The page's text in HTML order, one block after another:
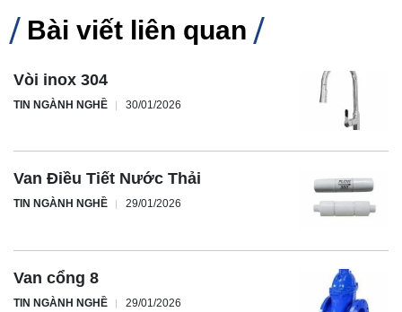
Bài viết liên quan
Vòi inox 304
TIN NGÀNH NGHỀ 30/01/2026
Van Điều Tiết Nước Thải
TIN NGÀNH NGHỀ 29/01/2026
Van cổng 8
TIN NGÀNH NGHỀ 29/01/2026